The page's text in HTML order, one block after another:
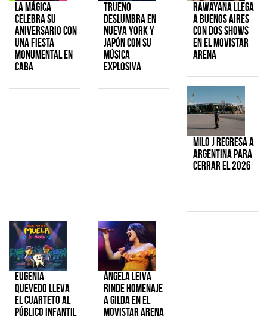
La Mágica
celebra su
aniversario con
una fiesta
monumental en
CABA
TRUENO
deslumbra en
Nueva York y
Japón con su
música
explosiva
Rawayana llega
a Buenos Aires
con dos shows
en el Movistar
Arena
Milo J regresa a
Argentina para
cerrar el 2026
Eugenia
Quevedo lleva
el cuarteto al
público infantil
Ángela Leiva
rinde homenaje
a Gilda en el
Movistar Arena